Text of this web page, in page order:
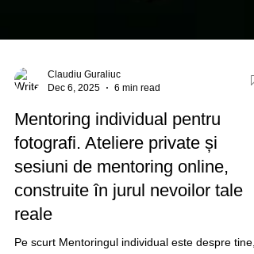
Dec 6, 2025
6 min read
Mentoring individual pentru
fotografi. Ateliere private și
sesiuni de mentoring online,
construite în jurul nevoilor tale
reale